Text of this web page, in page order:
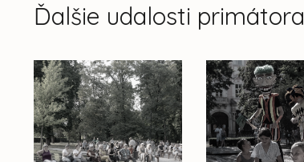
Ďalšie udalosti primátora